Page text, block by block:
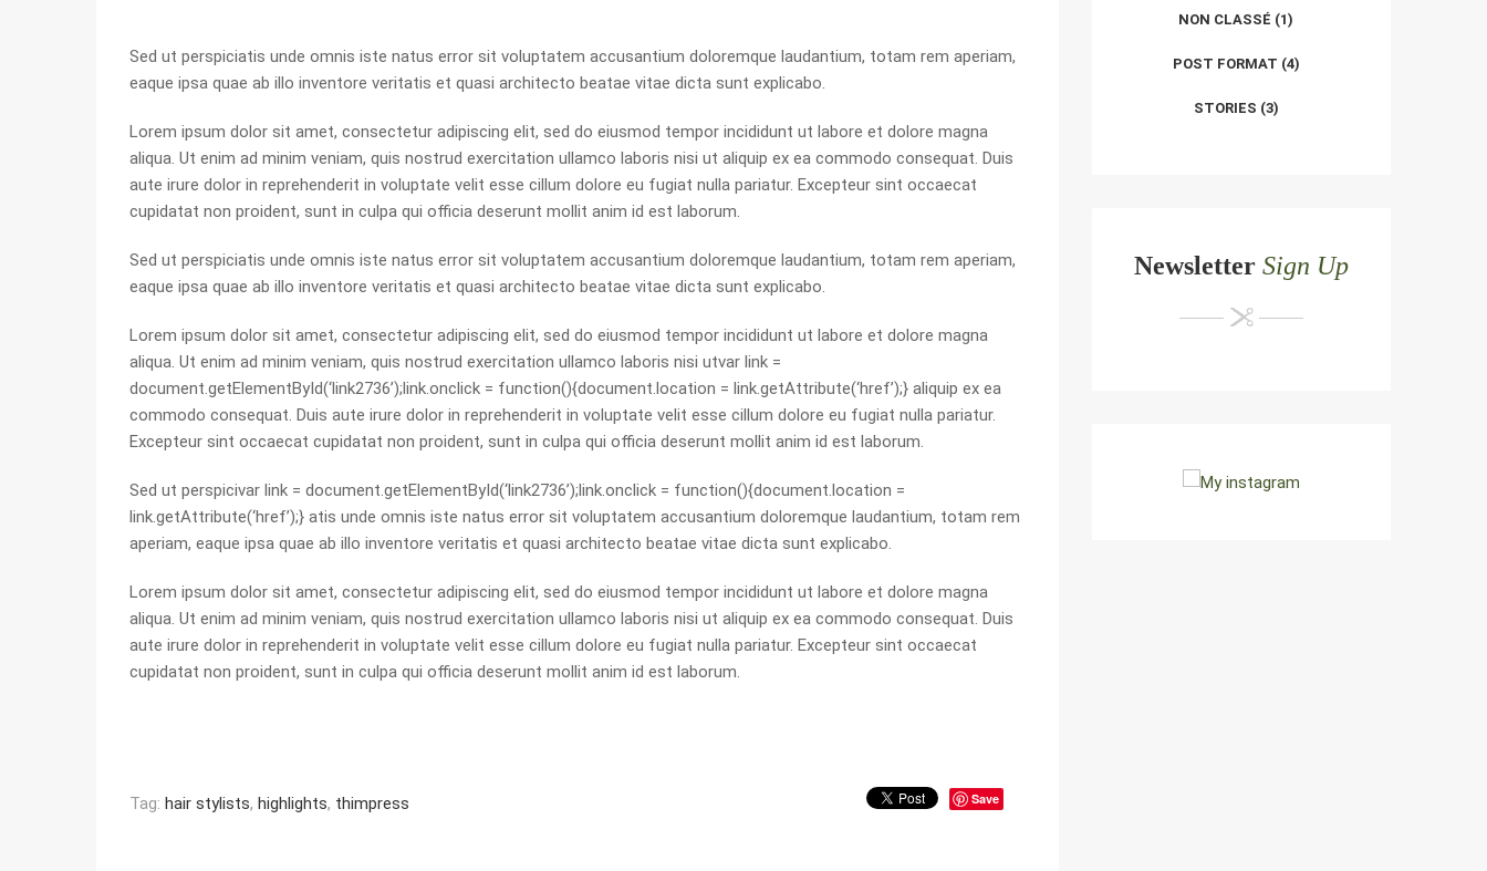
Sed ut perspiciatis unde omnis iste natus error sit voluptatem accusantium doloremque laudantium, totam rem aperiam,
eaque ipsa quae ab illo inventore veritatis et quasi architecto beatae vitae dicta sunt explicabo.
Lorem ipsum dolor sit amet, consectetur adipiscing elit, sed do eiusmod tempor incididunt ut labore et dolore magna
aliqua. Ut enim ad minim veniam, quis nostrud exercitation ullamco laboris nisi ut aliquip ex ea commodo consequat. Duis
aute irure dolor in reprehenderit in voluptate velit esse cillum dolore eu fugiat nulla pariatur. Excepteur sint occaecat
cupidatat non proident, sunt in culpa qui officia deserunt mollit anim id est laborum.
Sed ut perspiciatis unde omnis iste natus error sit voluptatem accusantium doloremque laudantium, totam rem aperiam,
eaque ipsa quae ab illo inventore veritatis et quasi architecto beatae vitae dicta sunt explicabo.
Lorem ipsum dolor sit amet, consectetur adipiscing elit, sed do eiusmod tempor incididunt ut labore et dolore magna
aliqua. Ut enim ad minim veniam, quis nostrud exercitation ullamco laboris nisi utvar link =
document.getElementById(‘link2736’);link.onclick = function(){document.location = link.getAttribute(‘href’);} aliquip ex ea
commodo consequat. Duis aute irure dolor in reprehenderit in voluptate velit esse cillum dolore eu fugiat nulla pariatur.
Excepteur sint occaecat cupidatat non proident, sunt in culpa qui officia deserunt mollit anim id est laborum.
Sed ut perspicivar link = document.getElementById(‘link2736’);link.onclick = function(){document.location =
link.getAttribute(‘href’);} atis unde omnis iste natus error sit voluptatem accusantium doloremque laudantium, totam rem
aperiam, eaque ipsa quae ab illo inventore veritatis et quasi architecto beatae vitae dicta sunt explicabo.
Lorem ipsum dolor sit amet, consectetur adipiscing elit, sed do eiusmod tempor incididunt ut labore et dolore magna
aliqua. Ut enim ad minim veniam, quis nostrud exercitation ullamco laboris nisi ut aliquip ex ea commodo consequat. Duis
aute irure dolor in reprehenderit in voluptate velit esse cillum dolore eu fugiat nulla pariatur. Excepteur sint occaecat
cupidatat non proident, sunt in culpa qui officia deserunt mollit anim id est laborum.
Tag: hair stylists, highlights, thimpress Save
NON CLASSÉ (1)
POST FORMAT (4)
STORIES (3)
Newsletter Sign Up